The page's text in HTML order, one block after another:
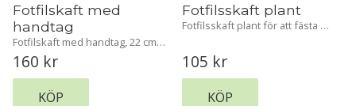
Fotfilskaft med
handtag
Fotfilskaft med handtag, 22 cm,
rostfri
160 kr
KÖP
Fotfilsskaft plant
Fotfilsskaft plant för att fästa
105 kr
KÖP